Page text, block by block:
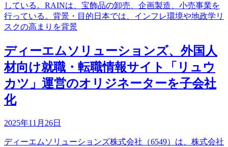
している。RAINは、宝飾品の卸売、企画製造、小売事業を
行っている。背景・目的日本では、インフレ環境や地政学リ
スクの高まりを背景
ディーエムソリューションズ、外国人
材向け就職・転職情報サイト「リュウ
カツ」運営のオリジネーターを子会社
化
2025年11月26日
ディーエムソリューションズ株式会社（6549）は、株式会社